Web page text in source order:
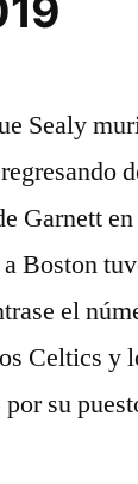
Sealy
Garnett
Boston
el
Celtics y
su